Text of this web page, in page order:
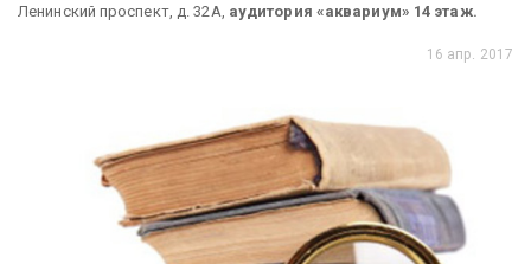
Ленинский проспект, д. 32А, аудитория «аквариум» 14 этаж.
16 апр. 2017